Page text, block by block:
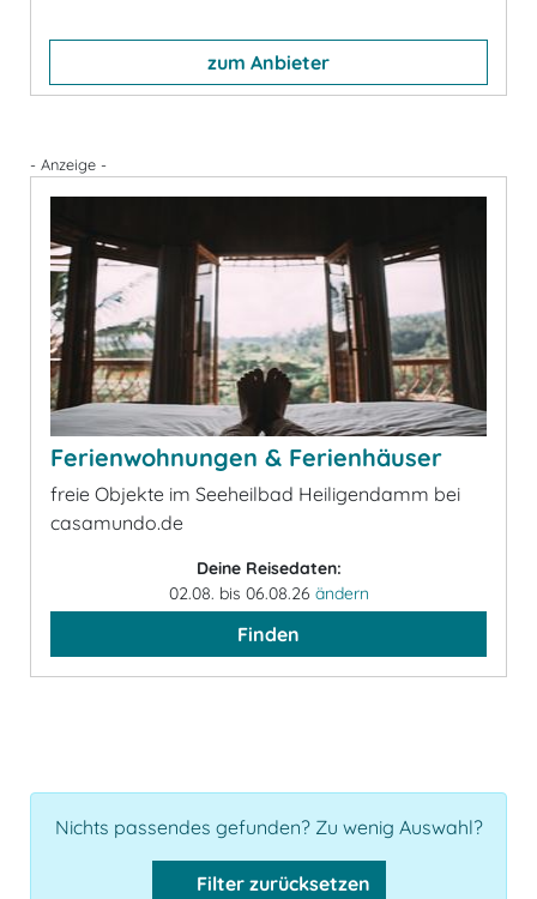
zum Anbieter
- Anzeige -
Ferienwohnungen & Ferienhäuser
freie Objekte im Seeheilbad Heiligendamm bei
casamundo.de
Deine Reisedaten:
02.08. bis 06.08.26 ändern
Finden
Nichts passendes gefunden? Zu wenig Auswahl?
Filter zurücksetzen